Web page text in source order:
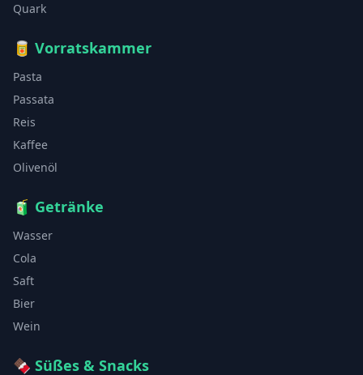
Quark
🥫 Vorratskammer
Pasta
Passata
Reis
Kaffee
Olivenöl
🧃 Getränke
Wasser
Cola
Saft
Bier
Wein
🍫 Süßes & Snacks